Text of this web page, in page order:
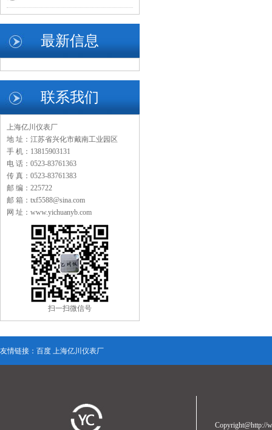
最新信息
联系我们
上海亿川仪表厂
地 址：江苏省兴化市戴南工业园区
手 机：13815903131
电 话：0523-83761363
传 真：0523-83761383
邮 编：225722
邮 箱：txf5588@sina.com
网 址：www.yichuanyb.com
扫一扫微信号
友情链接： 百度 上海亿川仪表厂
Copyright@http://